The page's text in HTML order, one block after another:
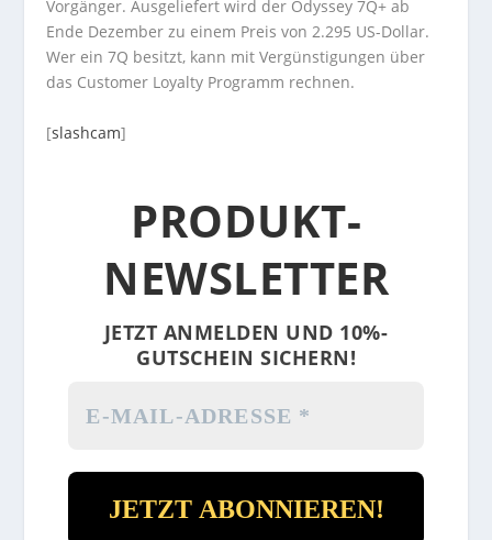
Vorgänger. Ausgeliefert wird der Odyssey 7Q+ ab
Ende Dezember zu einem Preis von 2.295 US-Dollar.
Wer ein 7Q besitzt, kann mit Vergünstigungen über
das Customer Loyalty Programm rechnen.
[slashcam]
PRODUKT-
NEWSLETTER
JETZT ANMELDEN UND 10%-
GUTSCHEIN SICHERN!